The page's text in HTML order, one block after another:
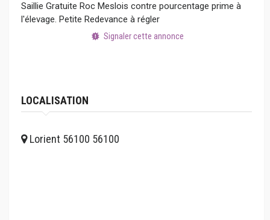
Saillie Gratuite Roc Meslois contre pourcentage prime à
l'élevage. Petite Redevance à régler
Signaler cette annonce
LOCALISATION
Lorient 56100 56100